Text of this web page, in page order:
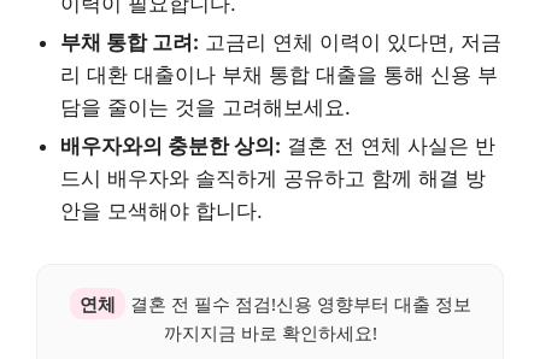
부채 통합 고려: 고금리 연체 이력이 있다면, 저금
리 대환 대출이나 부채 통합 대출을 통해 신용 부
담을 줄이는 것을 고려해보세요.
배우자와의 충분한 상의: 결혼 전 연체 사실은 반
드시 배우자와 솔직하게 공유하고 함께 해결 방
안을 모색해야 합니다.
연체
결혼 전 필수 점검!신용 영향부터 대출 정보
까지지금 바로 확인하세요!